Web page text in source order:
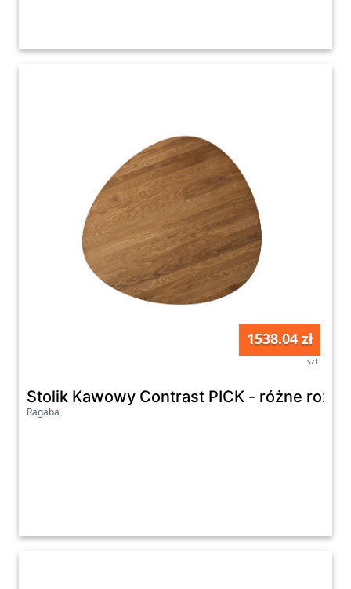
1538.04 zł
szt
Stolik Kawowy Contrast PICK - różne
Ragaba